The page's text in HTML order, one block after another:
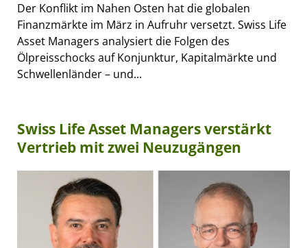
Der Konflikt im Nahen Osten hat die globalen
Finanzmärkte im März in Aufruhr versetzt. Swiss Life
Asset Managers analysiert die Folgen des
Ölpreisschocks auf Konjunktur, Kapitalmärkte und
Schwellenländer – und...
Swiss Life Asset Managers verstärkt
Vertrieb mit zwei Neuzugängen